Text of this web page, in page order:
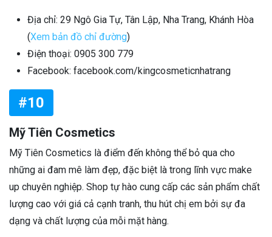
Địa chỉ: 29 Ngô Gia Tự, Tân Lập, Nha Trang, Khánh Hòa
(Xem bản đồ chỉ đường)
Điện thoại: 0905 300 779
Facebook: facebook.com/kingcosmeticnhatrang
#10
Mỹ Tiên Cosmetics
Mỹ Tiên Cosmetics là điểm đến không thể bỏ qua cho
những ai đam mê làm đẹp, đặc biệt là trong lĩnh vực make
up chuyên nghiệp. Shop tự hào cung cấp các sản phẩm chất
lượng cao với giá cả cạnh tranh, thu hút chị em bởi sự đa
dạng và chất lượng của mỗi mặt hàng.